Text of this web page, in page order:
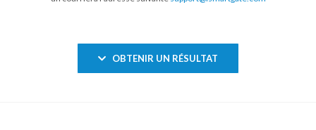
OBTENIR UN RÉSULTAT